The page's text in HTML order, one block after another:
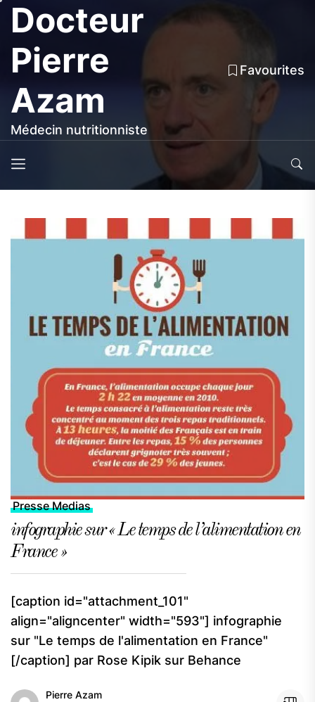
Skip
content
Docteur
Pierre
Azam
Médecin nutritionniste
Favourites
Presse Medias
infographie sur « Le temps de l’alimentation en
France »
[caption id="attachment_101"
align="aligncenter" width="593"] infographie
sur "Le temps de l'alimentation en France"
[/caption] par Rose Kipik sur Behance
Pierre Azam